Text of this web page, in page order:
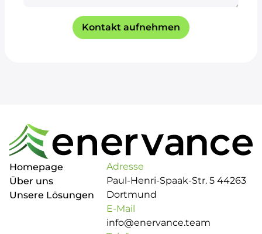
Kontakt aufnehmen
Homepage
Über uns
Unsere Lösungen
Adresse
Paul-Henri-Spaak-Str. 5 44263
Dortmund
E-Mail
info@enervance.team